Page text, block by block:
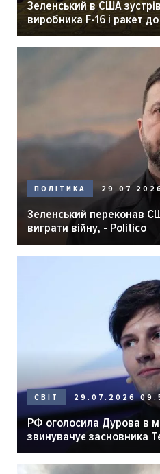
Зеленський в США
виробника F-16 і ракет
ПОЛІТИКА
Зеленський переконав
виграти війну, - Politico
СВІТ 29.07.2026
РФ оголосила Дурова в
звинувачує засновника